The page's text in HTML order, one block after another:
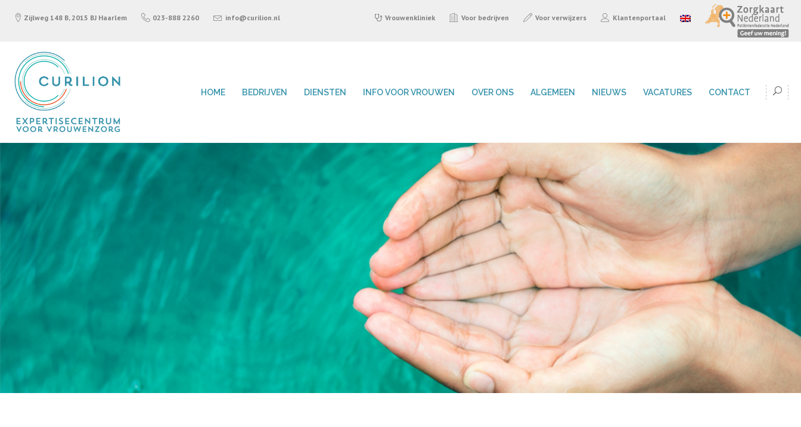
Zijlweg 148 B, 2015 BJ Haarlem 023-888 2260 info@curilion.nl Vrouwenkliniek Voor bedrijven Voor verwijzers Klantenportaal
HOME BEDRIJVEN DIENSTEN INFO VOOR VROUWEN OVER ONS ALGEMEEN NIEUWS VACATURES CONTACT